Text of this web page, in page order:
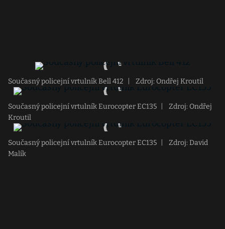
Současný policejní vrtulník Bell 412 Zdroj: Ondřej Kroutil
Současný policejní vrtulník Eurocopter EC135
Zdroj: Ondřej
Kroutil
Současný policejní vrtulník Eurocopter EC135
Zdroj: David
Malík